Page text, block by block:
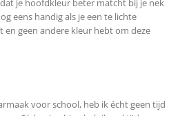
je hoofdkleur beter matcht bij je nek
eens handig als je een te lichte
geen andere kleur hebt om deze
voor school, heb ik écht geen tijd